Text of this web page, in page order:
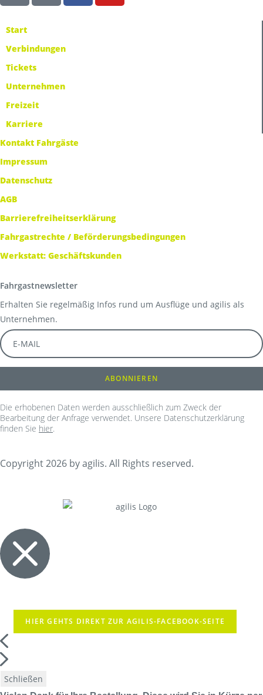
Start
Verbindungen
Tickets
Unternehmen
Freizeit
Karriere
Kontakt Fahrgäste
Impressum
Datenschutz
AGB
Barrierefreiheitserklärung
Fahrgastrechte / Beförderungsbedingungen
Werkstatt: Geschäftskunden
Fahrgastnewsletter
Erhalten Sie regelmäßig Infos rund um Ausflüge und agilis als
Unternehmen.
Die erhobenen Daten werden ausschließlich zum Zweck der
Bearbeitung der Anfrage verwendet. Unsere Datenschutzerklärung
finden Sie hier.
Copyright 2026 by agilis. All Rights reserved.
HIER GEHTS DIREKT ZUR AGILIS-FACEBOOK-SEITE
Schließen